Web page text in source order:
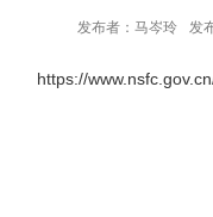
发布者：马岑玲 发
https://